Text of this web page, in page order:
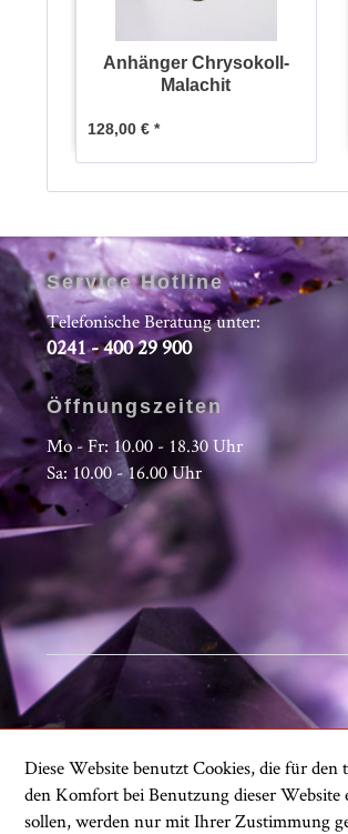
Anhänger Chrysokoll-
Malachit
128,00 € *
Service Hotline
Telefonische Beratung unter:
0241 - 400 29 900
Öffnungszeiten
Mo - Fr: 10.00 - 18.30 Uhr
Sa: 10.00 - 16.00 Uhr
Diese Website benutzt Cookies, die für
den Komfort bei Benutzung dieser
sollen, werden nur mit Ihrer Zustimmung